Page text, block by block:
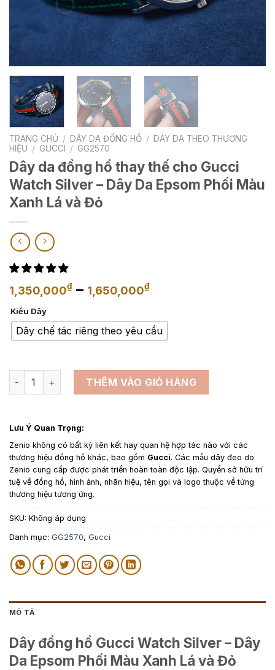
TRANG CHỦ / DÂY DA ĐỒNG HỒ / DÂY DA THEO THƯƠNG
HIỆU / GUCCI / GG2570
Dây da đồng hồ thay thế cho Gucci
Watch Silver – Dây Da Epsom Phối Màu
Xanh Lá và Đỏ
1,350,000₫ – 1,650,000₫Khoảng
từ
1,350,000₫
Kiểu Dây
Dây chế tác riêng theo yêu cầu
Dây da đồng hồ thay thế cho Gucci Watch Silver - Dây Da
THÊM VÀO GIỎ HÀNG
Lưu Ý Quan Trọng:
Zenio không có bất kỳ liên kết hay quan hệ hợp tác nào với các
thương hiệu đồng hồ khác, bao gồm Gucci. Các mẫu dây đeo do
Zenio cung cấp được phát triển hoàn toàn độc lập. Quyền sở hữu trí
tuệ về đồng hồ, hình ảnh, nhãn hiệu, tên gọi và logo thuộc về từng
thương hiệu tương ứng.
SKU: Không áp dụng
Danh mục: GG2570, Gucci
MÔ TẢ
Dây đồng hồ Gucci Watch Silver – Dây
Da Epsom Phối Màu Xanh Lá và Đỏ